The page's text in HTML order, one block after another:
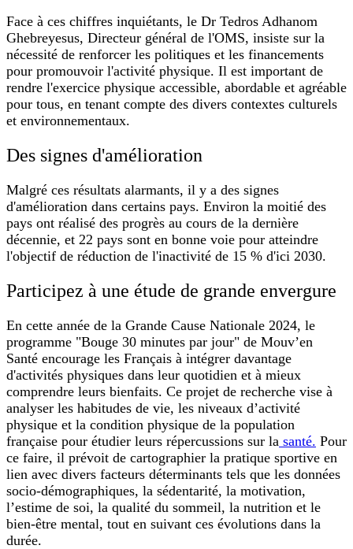
Face à ces chiffres inquiétants, le Dr Tedros Adhanom
Ghebreyesus, Directeur général de l'OMS, insiste sur la
nécessité de renforcer les politiques et les financements
pour promouvoir l'activité physique. Il est important de
rendre l'exercice physique accessible, abordable et agréable
pour tous, en tenant compte des divers contextes culturels
et environnementaux.
Des signes d'amélioration
Malgré ces résultats alarmants, il y a des signes
d'amélioration dans certains pays. Environ la moitié des
pays ont réalisé des progrès au cours de la dernière
décennie, et 22 pays sont en bonne voie pour atteindre
l'objectif de réduction de l'inactivité de 15 % d'ici 2030.
Participez à une étude de grande envergure
En cette année de la Grande Cause Nationale 2024, le
programme "Bouge 30 minutes par jour" de Mouv’en
Santé encourage les Français à intégrer davantage
d'activités physiques dans leur quotidien et à mieux
comprendre leurs bienfaits. Ce projet de recherche vise à
analyser les habitudes de vie, les niveaux d’activité
physique et la condition physique de la population
française pour étudier leurs répercussions sur la santé. Pour
ce faire, il prévoit de cartographier la pratique sportive en
lien avec divers facteurs déterminants tels que les données
socio-démographiques, la sédentarité, la motivation,
l’estime de soi, la qualité du sommeil, la nutrition et le
bien-être mental, tout en suivant ces évolutions dans la
durée.